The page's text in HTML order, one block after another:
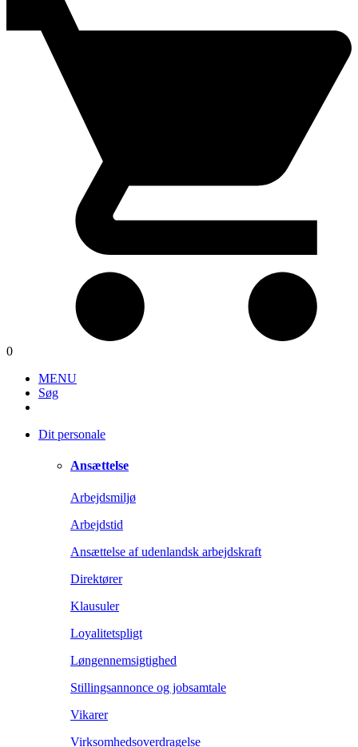
0
MENU
Søg
Dit personale
Ansættelse
Arbejdsmiljø
Arbejdstid
Ansættelse af udenlandsk arbejdskraft
Direktører
Klausuler
Loyalitetspligt
Løngennemsigtighed
Stillingsannonce og jobsamtale
Vikarer
Virksomhedsoverdragelse